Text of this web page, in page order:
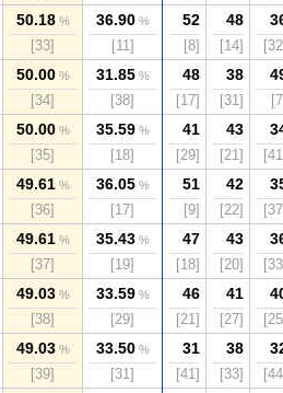
50.18%
[33]
36.90%
[11]
52
[8]
48
[14]
50.00%
[34]
31.85%
[38]
48
[17]
38
[31]
50.00%
[35]
35.59%
[18]
41
[29]
43
[21]
49.61%
[36]
36.05%
[17]
51
[9]
42
[22]
49.61%
[37]
35.43%
[19]
47
[18]
43
[20]
49.03%
[38]
33.59%
[29]
46
[21]
41
[27]
49.03%
[39]
33.50%
[31]
31
[41]
38
[33]